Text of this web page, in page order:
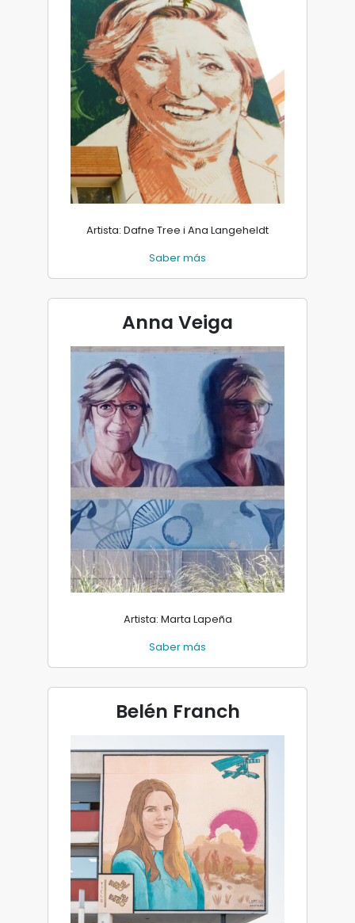
Artista: Dafne Tree i Ana Langeheldt
Saber más
Anna Veiga
Artista: Marta Lapeña
Saber más
Belén Franch